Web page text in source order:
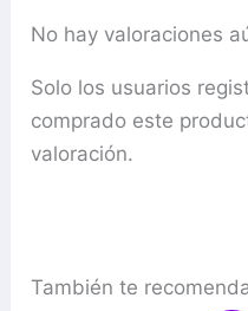
No hay valoraciones
Solo los usuarios
comprado este
valoración.
También te